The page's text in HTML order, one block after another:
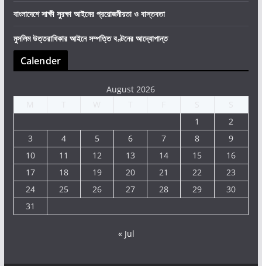
বাংলাদেশে সাক্ষী সুরক্ষা আইনের প্রয়োজনীয়তা ও বাস্তবতা
মুসলিম উত্তরাধিকার আইনে সম্পত্তি বণ্টনের আদ্যোপান্ত
Calender
August 2026
1
2
3
4 5 6 7 8
9
10
11 12 13 14 15
16
17
18 19 20 21 22
23
24
25 26 27 28 29
30
31
« Jul